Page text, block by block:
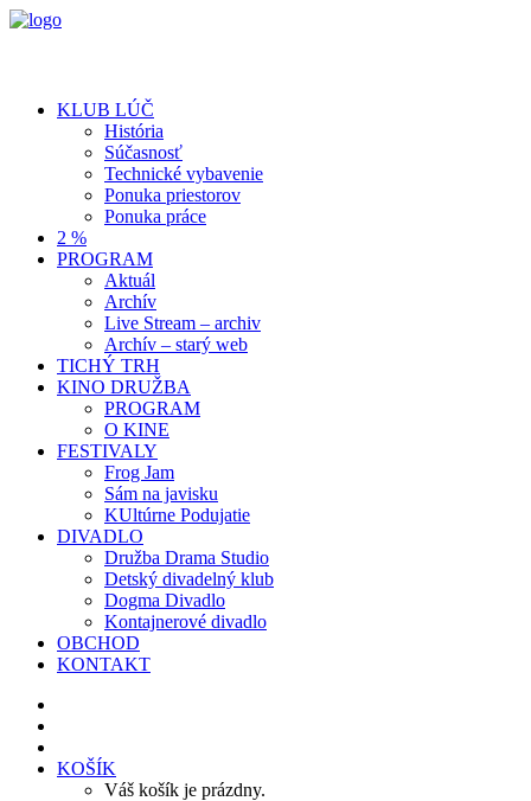
KLUB LÚČ
História
Súčasnosť
Technické vybavenie
Ponuka priestorov
Ponuka práce
2 %
PROGRAM
Aktuál
Archív
Live Stream – archiv
Archív – starý web
TICHÝ TRH
KINO DRUŽBA
PROGRAM
O KINE
FESTIVALY
Frog Jam
Sám na javisku
KUltúrne Podujatie
DIVADLO
Družba Drama Studio
Detský divadelný klub
Dogma Divadlo
Kontajnerové divadlo
OBCHOD
KONTAKT
KOŠÍK
Váš košík je prázdny.